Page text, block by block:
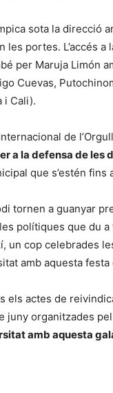
sota la direcció
les portes. L’accés
per Maruja Limón
Cuevas,
i Cali).
de
a la defensa de
que s’estén
tornen a guanyar
polítiques que du
un cop celebrades
amb aquesta festa
els actes de
organitzades
amb aquesta